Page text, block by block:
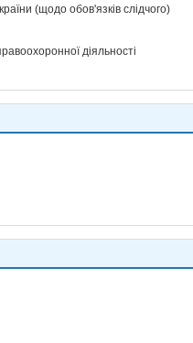
(щодо обов'язків слідчого)
діяльності